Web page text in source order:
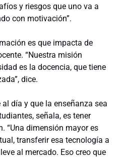
y riesgos que uno va a
con motivación”.
es que impacta de
“Nuestra misión
es la docencia, que tiene
dice.
día y que la enseñanza sea
señala, es tener
“Una dimensión mayor es
transferir esa tecnología a
al mercado. Eso creo que